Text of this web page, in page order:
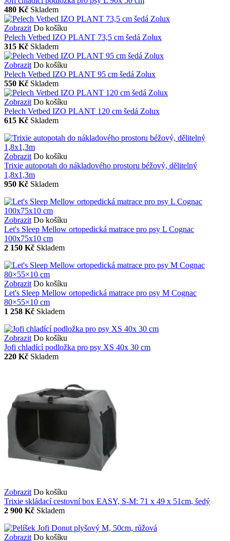
480 Kč Skladem
Zobrazit Do košíku
Pelech Vetbed IZO PLANT 73,5 cm šedá Zolux
315 Kč Skladem
Zobrazit Do košíku
Pelech Vetbed IZO PLANT 95 cm šedá Zolux
550 Kč Skladem
Zobrazit Do košíku
Pelech Vetbed IZO PLANT 120 cm šedá Zolux
615 Kč Skladem
Zobrazit Do košíku
Trixie autopotah do nákladového prostoru béžový, dělitelný
1,8x1,3m
950 Kč Skladem
Zobrazit Do košíku
Let's Sleep Mellow ortopedická matrace pro psy L Cognac
100x75x10 cm
2 150 Kč Skladem
Zobrazit Do košíku
Let's Sleep Mellow ortopedická matrace pro psy M Cognac
80×55×10 cm
1 258 Kč Skladem
Zobrazit Do košíku
Jofi chladící podložka pro psy XS 40x 30 cm
220 Kč Skladem
Zobrazit Do košíku
Trixie skládací cestovní box EASY, S-M: 71 x 49 x 51cm, šedý
2 900 Kč Skladem
Zobrazit Do košíku